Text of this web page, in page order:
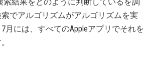
でアルゴリズムがアルゴリズムを実
月には、すべてのAppleアプリでそれを